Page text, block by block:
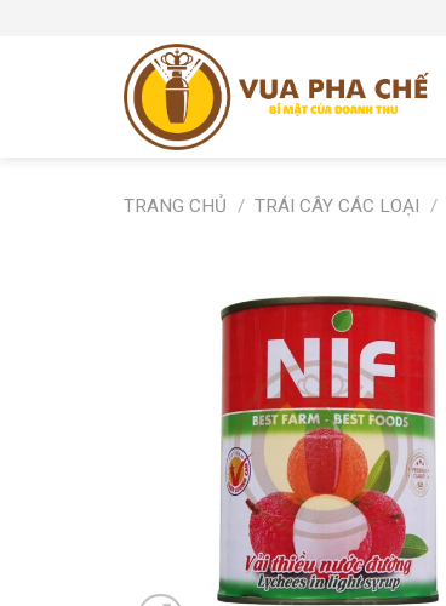
TRANG CHỦ / TRÁI CÂY CÁC LOẠI /